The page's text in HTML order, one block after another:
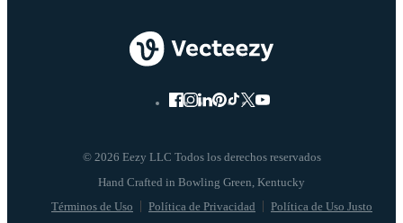
© 2026 Eezy LLC Todos los derechos reservados
Términos de Uso Política de Privacidad Política de Uso Justo